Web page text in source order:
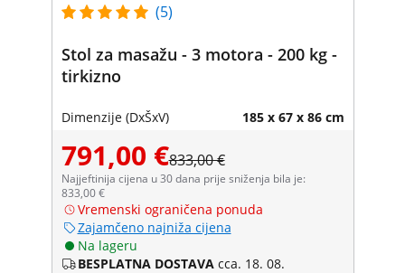
(5)
Stol za masažu - 3 motora - 200 kg -
tirkizno
Dimenzije (DxŠxV) 185 x 67 x 86 cm
791,00 €833,00 €
Najjeftinija cijena u 30 dana prije sniženja bila je:
833,00 €
Vremenski ograničena ponuda
Zajamčeno najniža cijena
Na lageru
BESPLATNA DOSTAVA cca. 18. 08.